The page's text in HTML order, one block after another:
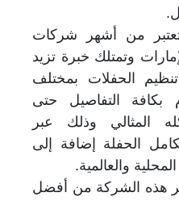
من أشهر شركات
وتمتلك خبرة تزيد
تنظيم الحفلات بمختلف
بكافة التفاصيل حتى
المثالي وذلك عبر
الحفلة إضافة إلى
والعالمية.
هذه الشركة من أفضل